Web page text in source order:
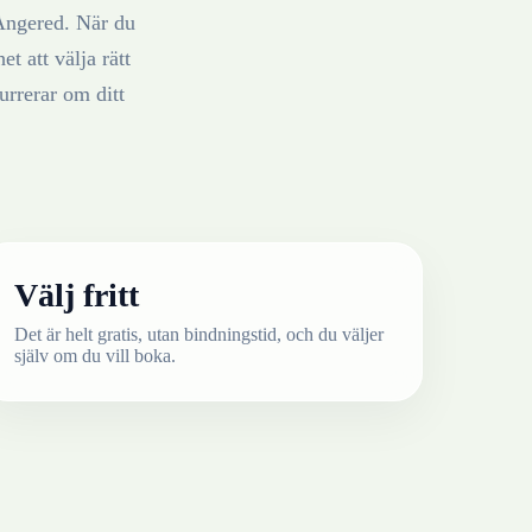
. När du
att välja rätt
om ditt
Välj fritt
Det är helt gratis, utan bindningstid, och du väljer
själv om du vill boka.